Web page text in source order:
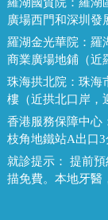
廣場西門和深圳發
羅湖金光華院： 羅
商業廣場地鋪（近
珠海拱北院： 珠海
樓（近拱北口岸，
香港服務保障中心
枝角地鐵站A出口3
就診提示： 提前
描免費。本地牙醫